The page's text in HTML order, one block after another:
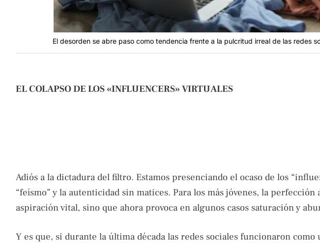
El desorden se abre paso como tendencia frente a la pulcritud irreal de las redes
EL COLAPSO DE LOS «INFLUENCERS» VIRTUALES
Adiós a la dictadura del filtro. Estamos presenciando el ocaso de los
“feísmo” y la autenticidad sin matices. Para los más jóvenes, la
aspiración vital, sino que ahora provoca en algunos casos saturación y
Y es que, si durante la última década las redes sociales funcionaron